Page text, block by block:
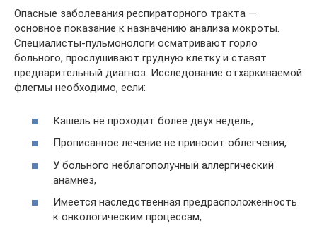
Опасные заболевания респираторного тракта —
основное показание к назначению анализа мокроты.
Специалисты-пульмонологи осматривают горло
больного, прослушивают грудную клетку и ставят
предварительный диагноз. Исследование отхаркиваемой
флегмы необходимо, если:
Кашель не проходит более двух недель,
Прописанное лечение не приносит облегчения,
У больного неблагополучный аллергический
анамнез,
Имеется наследственная предрасположенность
к онкологическим процессам,